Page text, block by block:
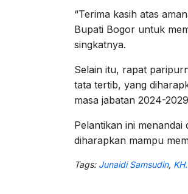
“Terima kasih atas
Bupati Bogor untuk
singkatnya.
Selain itu, rapat
tata tertib, yang
masa jabatan 2024-
Pelantikan ini
diharapkan mampu
Tags: Junaidi Samsudin,